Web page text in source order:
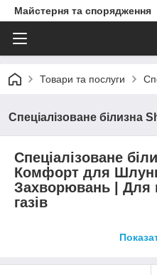
Майстерня та спорядження
Товари та послуги
Спеціалізоване білизна
Спеціалізоване
Комфорт для
Захворювань | Для
газів
Shreddies! Наша унікальна
й ефективне рішення для